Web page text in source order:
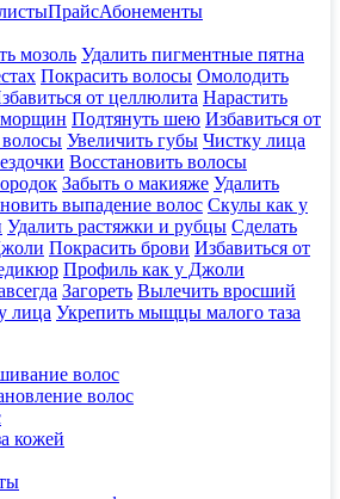
ПрайсАбонементы
мозоль Удалить пигментные пятна
Покрасить волосы Омолодить
от целлюлита Нарастить
морщин Подтянуть шею Избавиться от
Увеличить губы Чистку лица
Восстановить волосы
Забыть о макияже Удалить
выпадение волос Скулы как у
Удалить растяжки и рубцы Сделать
Покрасить брови Избавиться от
Профиль как у Джоли
Загореть Вылечить вросший
лица Укрепить мыщцы малого таза
волос
волос
кожей